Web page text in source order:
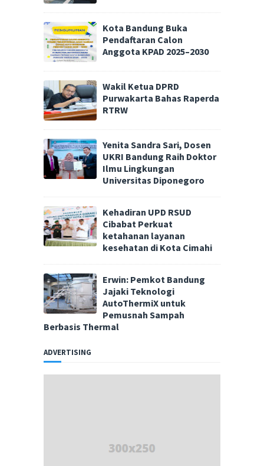
Kota Bandung Buka
Pendaftaran Calon
Anggota KPAD 2025–2030
Wakil Ketua DPRD
Purwakarta Bahas Raperda
RTRW
Yenita Sandra Sari, Dosen
UKRI Bandung Raih Doktor
Ilmu Lingkungan
Universitas Diponegoro
Kehadiran UPD RSUD
Cibabat Perkuat
ketahanan layanan
kesehatan di Kota Cimahi
Erwin: Pemkot Bandung
Jajaki Teknologi
AutoThermiX untuk
Pemusnah Sampah
Berbasis Thermal
ADVERTISING